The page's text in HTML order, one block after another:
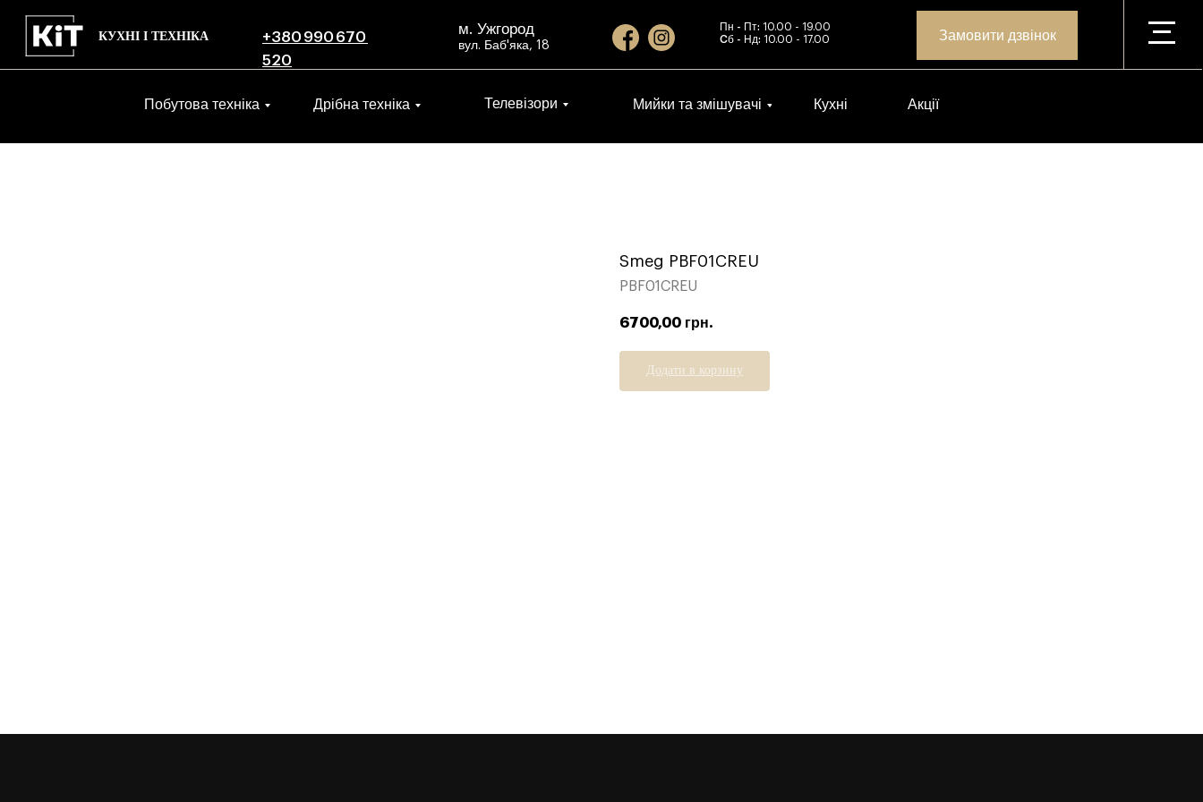
Дрібна техніка Акції
Мийки та змішувачі
Побутова техніка Кухні
Пн - Пт: 10.00 - 19.00
Cб - Нд: 10.00 - 17.00
+380 990 670
520
КУХНІ І ТЕХНІКА
вул. Баб'яка, 18
м. Ужгород Замовити дзвінок
Телевізори
Smeg PBF01CREU
PBF01CREU
6700,00 грн.
Додати в корзину